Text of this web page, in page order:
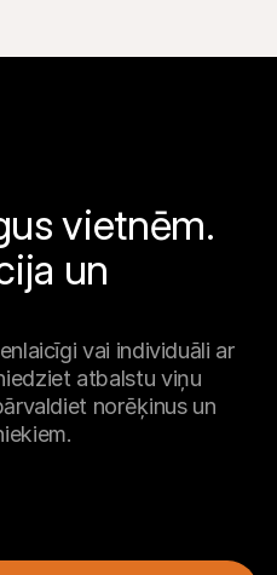
vietnēm.
un
vai individuāli ar
atbalstu viņu
norēķinus un